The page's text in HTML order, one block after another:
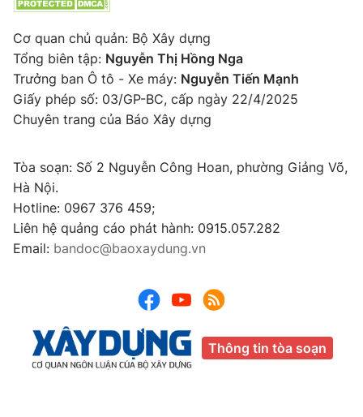
Cơ quan chủ quản: Bộ Xây dựng
Tổng biên tập: Nguyễn Thị Hồng Nga
Trưởng ban Ô tô - Xe máy: Nguyễn Tiến Mạnh
Giấy phép số: 03/GP-BC, cấp ngày 22/4/2025
Chuyên trang của Báo Xây dựng
Tòa soạn: Số 2 Nguyễn Công Hoan, phường Giảng Võ,
Hà Nội.
Hotline: 0967 376 459;
Liên hệ quảng cáo phát hành: 0915.057.282
Email: bandoc@baoxaydung.vn
Thông tin tòa soạn